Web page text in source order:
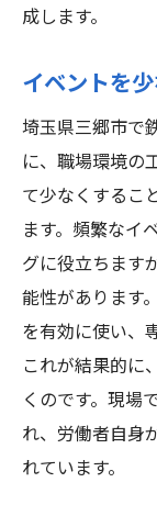
成します。
イベントを
埼玉県三郷市で
に、職場環境の
て少なくするこ
ます。頻繁なイ
グに役立ちます
能性があります
を有効に使い、
これが結果的に
くのです。現場
れ、労働者自身
れています。